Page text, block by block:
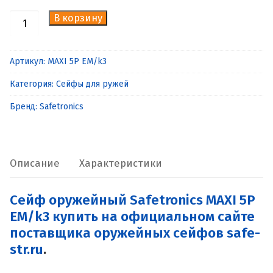
Количество
оружейный
Safetronics
MAXI
В корзину
Артикул: MAXI 5P EM/k3
Категория: Сейфы для ружей
Бренд: Safetronics
Описание Характеристики
Сейф оружейный Safetronics MAXI 5P
EM/k3 купить на официальном сайте
поставщика оружейных сейфов safe-
str.ru.